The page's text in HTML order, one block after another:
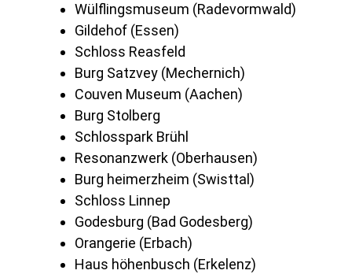
Wülflingsmuseum (Radevormwald)
Gildehof (Essen)
Schloss Reasfeld
Burg Satzvey (Mechernich)
Couven Museum (Aachen)
Burg Stolberg
Schlosspark Brühl
Resonanzwerk (Oberhausen)
Burg heimerzheim (Swisttal)
Schloss Linnep
Godesburg (Bad Godesberg)
Orangerie (Erbach)
Haus höhenbusch (Erkelenz)